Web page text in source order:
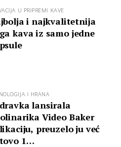
U PRIPREMI KAVE
i najkvalitetnija
kava iz samo jedne
I HRANA
lansirala
Video Baker
preuzelo ju već
1…